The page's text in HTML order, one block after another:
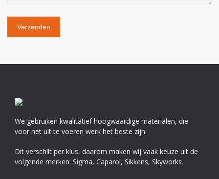
We gebruiken kwalitatief hoogwaardige materialen, die
voor het uit te voeren werk het beste zijn.
Dit verschilt per klus, daarom maken wij vaak keuze uit de
volgende merken: Sigma, Caparol, Sikkens, Skyworks.